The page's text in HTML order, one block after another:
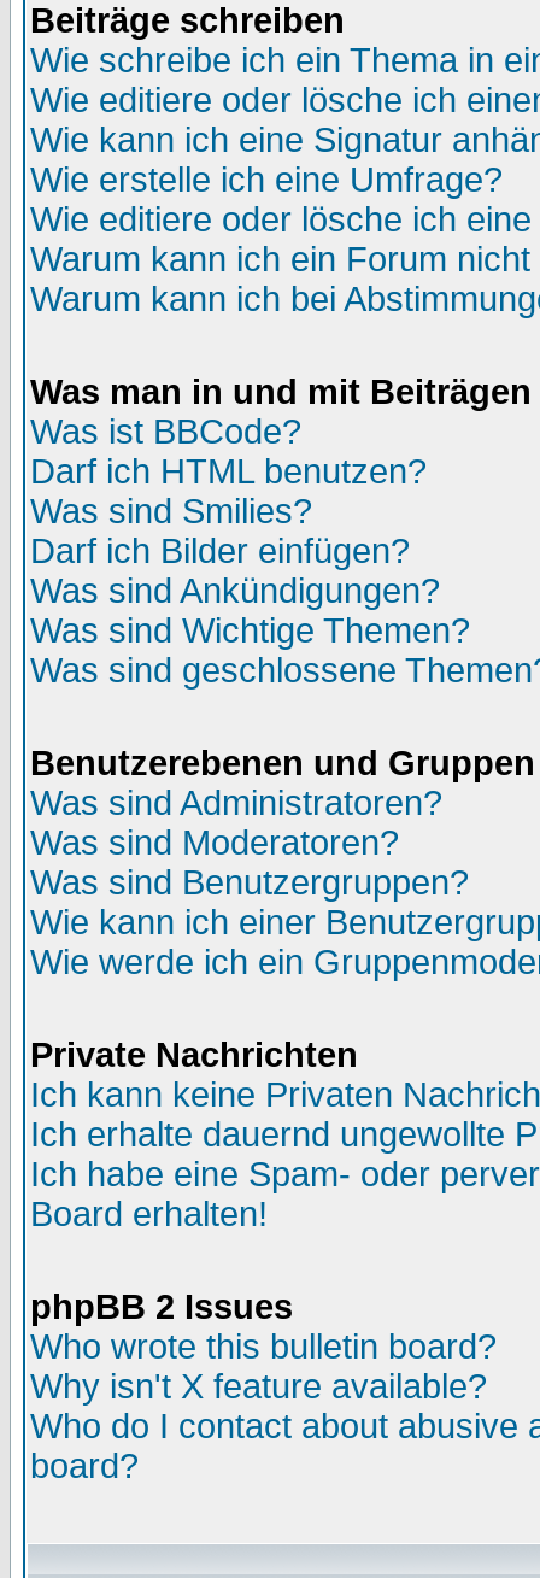
Beiträge schreiben
Wie schreibe ich ein Thema in
Wie editiere oder lösche ich
Wie kann ich eine Signatur
Wie erstelle ich eine Umfrage?
Wie editiere oder lösche ich
Warum kann ich ein Forum
Warum kann ich bei
Was man in und mit
Was ist BBCode?
Darf ich HTML benutzen?
Was sind Smilies?
Darf ich Bilder einfügen?
Was sind Ankündigungen?
Was sind Wichtige Themen?
Was sind geschlossene
Benutzerebenen und Gruppen
Was sind Administratoren?
Was sind Moderatoren?
Was sind Benutzergruppen?
Wie kann ich einer
Wie werde ich ein
Private Nachrichten
Ich kann keine Privaten
Ich erhalte dauernd ungewollte
Ich habe eine Spam- oder
Board erhalten!
phpBB 2 Issues
Who wrote this bulletin board?
Why isn't X feature available?
Who do I contact about abusive
board?